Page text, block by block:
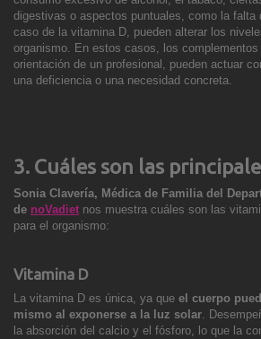
digestivas o aspectos puntuales, como la falta
caso de la vitamina D, pueden alterar los
organismo. En estos casos, los
orientación de un profesional, pueden actuar
una deficiencia o una necesidad concreta.
3. Cuáles son las
Sonia Clavería, Médica de Familia del
de noVadiet nos muestra cuáles son las
para el organismo:
Vitamina D
La vitamina D es única, ya que el cuerpo
mismo al exponerse a la luz solar.
la absorción del calcio y el fósforo, lo que la